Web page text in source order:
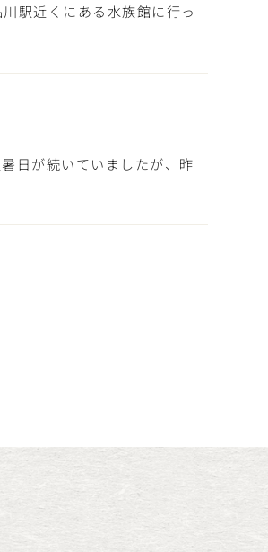
駅近くにある水族館に行っ
日が続いていましたが、昨